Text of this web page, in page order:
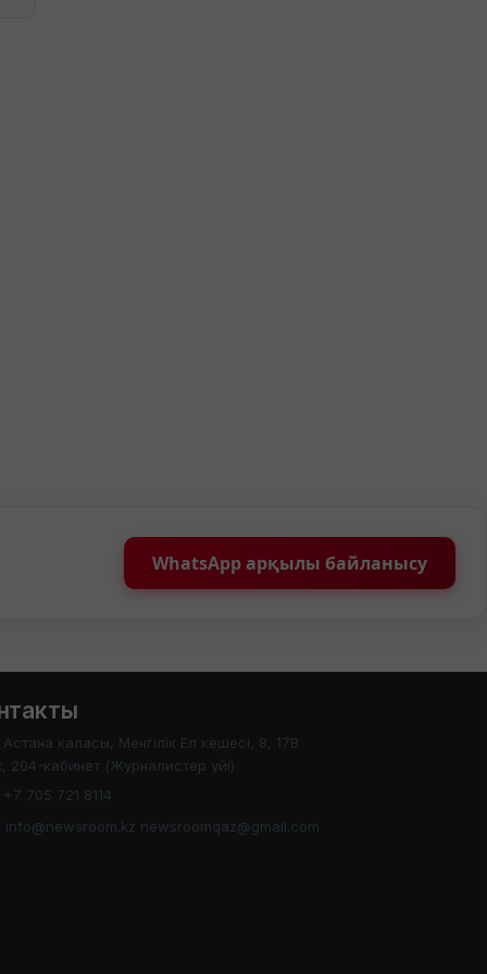
WhatsApp арқылы байланысу
Астана каласы, Менгілік Ел кешесі, 8, 17В
204-кабинет (Журналистер уйі)
+7 705 721 8114
info@newsroom.kz newsroomqaz@gmail.com